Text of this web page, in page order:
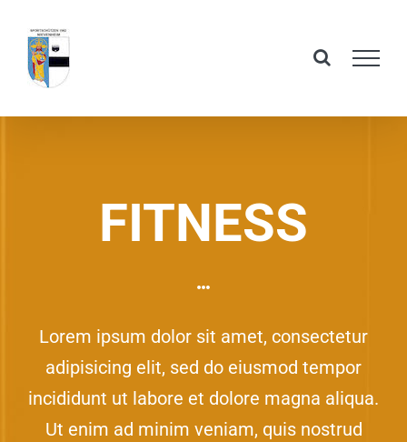
content
FITNESS
Lorem ipsum dolor sit amet, consectetur
adipisicing elit, sed do eiusmod tempor
incididunt ut labore et dolore magna aliqua.
Ut enim ad minim veniam, quis nostrud